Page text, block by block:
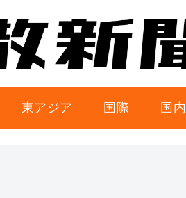
東アジア 国際 国内